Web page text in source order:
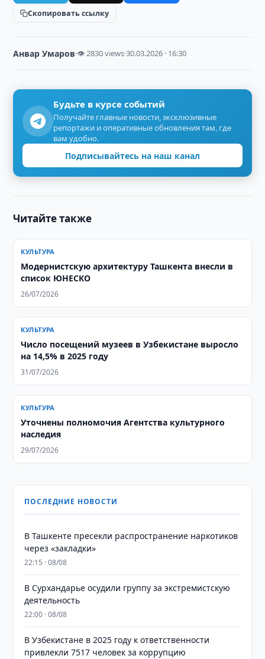
Скопировать ссылку
Анвар Умаров·👁 2830 views·30.03.2026 · 16:30
Будьте в курсе событий
Получайте главные новости, эксклюзивные
репортажи и оперативные обновления там, где
вам удобно.
Подписывайтесь на наш канал
Читайте также
КУЛЬТУРА
Модернистскую архитектуру Ташкента внесли в
список ЮНЕСКО
26/07/2026
КУЛЬТУРА
Число посещений музеев в Узбекистане выросло
на 14,5% в 2025 году
31/07/2026
КУЛЬТУРА
Уточнены полномочия Агентства культурного
наследия
29/07/2026
ПОСЛЕДНИЕ НОВОСТИ
В Ташкенте пресекли распространение наркотиков
через «закладки»
22:15 · 08/08
В Сурхандарье осудили группу за экстремистскую
деятельность
22:00 · 08/08
В Узбекистане в 2025 году к ответственности
привлекли 7517 человек за коррупцию